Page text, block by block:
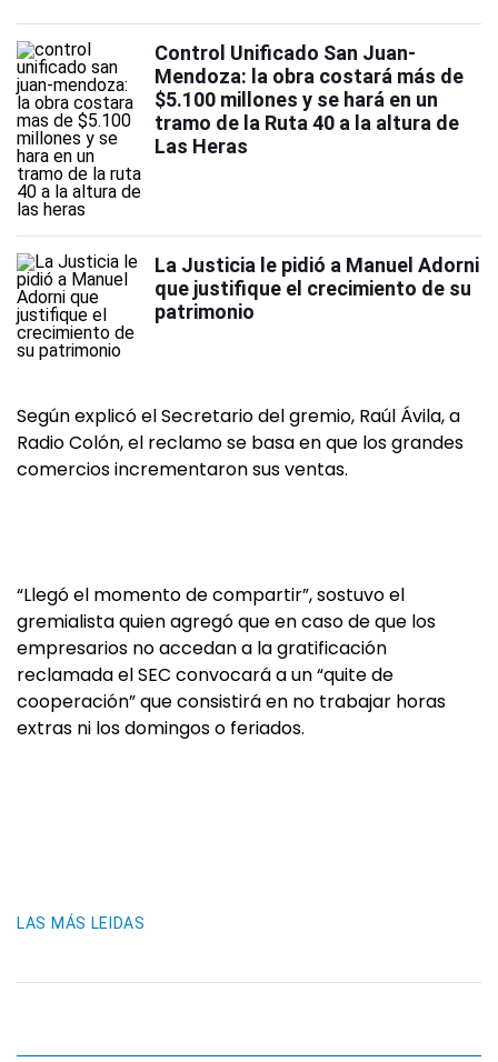
Control Unificado San Juan-
Mendoza: la obra costará más de
$5.100 millones y se hará en un
tramo de la Ruta 40 a la altura de
Las Heras
La Justicia le pidió a Manuel Adorni
que justifique el crecimiento de su
patrimonio
Según explicó el Secretario del gremio, Raúl Ávila, a
Radio Colón, el reclamo se basa en que los grandes
comercios incrementaron sus ventas.
“Llegó el momento de compartir”, sostuvo el
gremialista quien agregó que en caso de que los
empresarios no accedan a la gratificación
reclamada el SEC convocará a un “quite de
cooperación” que consistirá en no trabajar horas
extras ni los domingos o feriados.
LAS MÁS LEIDAS